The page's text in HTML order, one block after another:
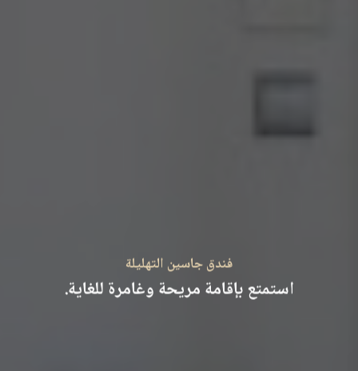
فندق جاسين التهليلة
استمتع بإقامة مريحة وغامرة للغاية.